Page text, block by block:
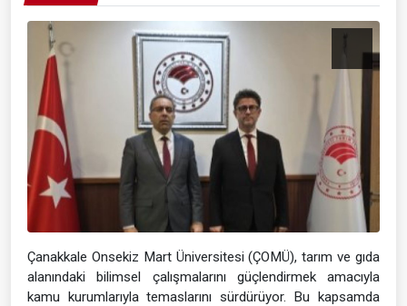
Çanakkale Onsekiz Mart Üniversitesi (ÇOMÜ), tarım ve gıda
alanındaki bilimsel çalışmalarını güçlendirmek amacıyla
kamu kurumlarıyla temaslarını sürdürüyor. Bu kapsamda